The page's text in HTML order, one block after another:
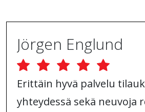
Jörgen Englund
Erittäin hyvä palvelu
yhteydessä sekä neuvoja